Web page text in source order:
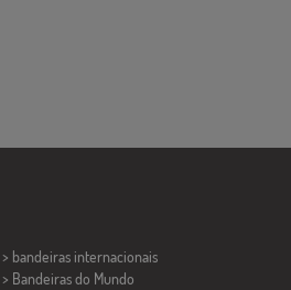
> bandeiras internacionais
> Bandeiras do Mundo